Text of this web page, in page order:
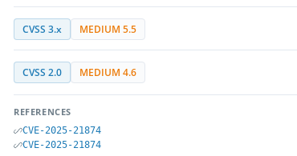
CVSS 3.x MEDIUM 5.5
CVSS 2.0 MEDIUM 4.6
REFERENCES
CVE-2025-21874
CVE-2025-21874